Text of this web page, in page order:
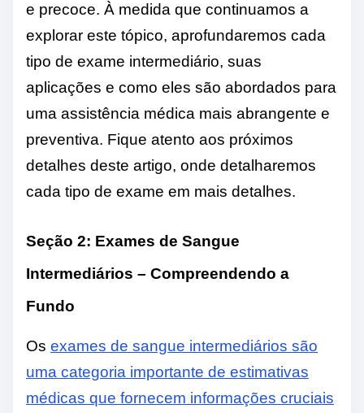
e precoce. À medida que continuamos a
explorar este tópico, aprofundaremos cada
tipo de exame intermediário, suas
aplicações e como eles são abordados para
uma assistência médica mais abrangente e
preventiva. Fique atento aos próximos
detalhes deste artigo, onde detalharemos
cada tipo de exame em mais detalhes.
Seção 2: Exames de Sangue
Intermediários – Compreendendo a
Fundo
Os exames de sangue intermediários são
uma categoria importante de estimativas
médicas que fornecem informações cruciais